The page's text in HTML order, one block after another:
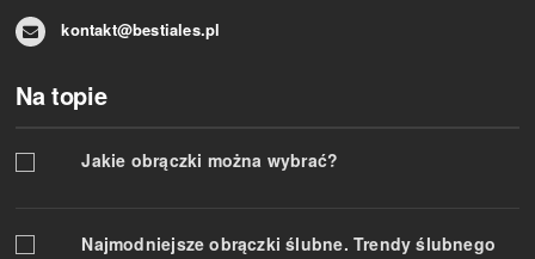
kontakt@bestiales.pl
Na topie
Jakie obrączki można wybrać?
Najmodniejsze obrączki ślubne. Trendy ślubnego